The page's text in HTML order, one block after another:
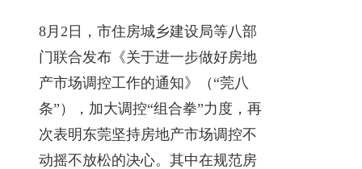
8月2日，市住房城乡建设局等八部
门联合发布《关于进一步做好房地
产市场调控工作的通知》（“莞八
条”），加大调控“组合拳”力度，再
次表明东莞坚持房地产市场调控不
动摇不放松的决心。其中在规范房